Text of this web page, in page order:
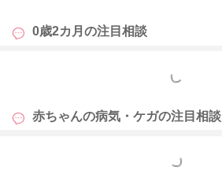
0歳2カ月の注目相談
もっと見る
赤ちゃんの病気・ケガの注目相談
もっと見る